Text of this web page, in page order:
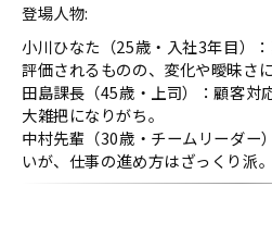
登場人物:
小川ひなた（25歳・入社3年目）
評価されるものの、変化や曖昧さ
田島課長（45歳・上司）：顧客対
大雑把になりがち。
中村先輩（30歳・チームリーダー
いが、仕事の進め方はざっくり派。